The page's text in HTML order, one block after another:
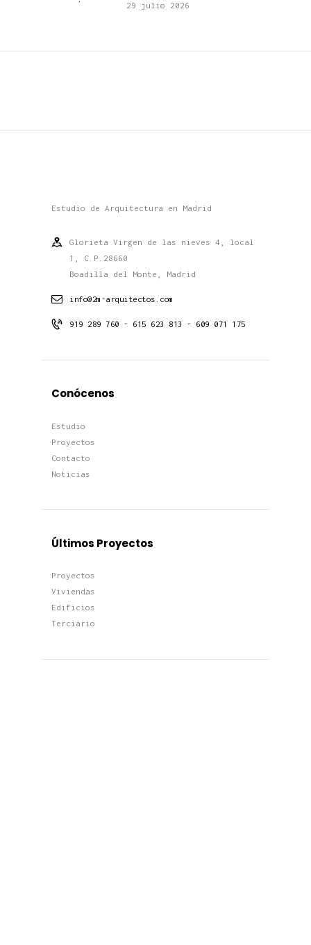
29 julio 2026
Estudio de Arquitectura en Madrid
Glorieta Virgen de las nieves 4, local
1, C.P.28660
Boadilla del Monte, Madrid
info@2m-arquitectos.com
919 289 760 - 615 623 813 - 609 071 175
Conócenos
Estudio
Proyectos
Contacto
Noticias
Últimos Proyectos
Proyectos
Viviendas
Edificios
Terciario